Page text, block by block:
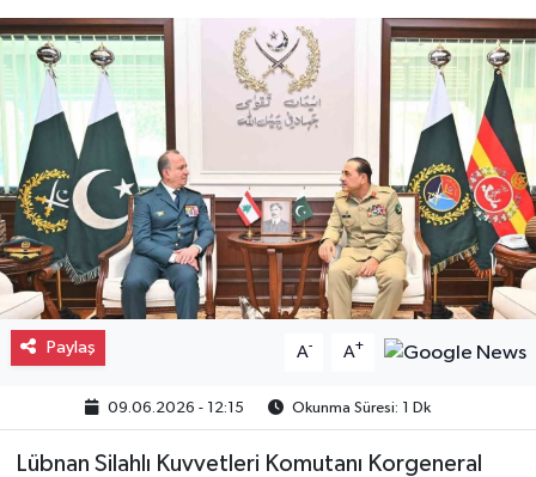
Paylaş A- A+
09.06.2026 - 12:15 Okunma Süresi: 1 Dk
Lübnan Silahlı Kuvvetleri Komutanı Korgeneral
Gayrimenkul
Spor
Eğitim